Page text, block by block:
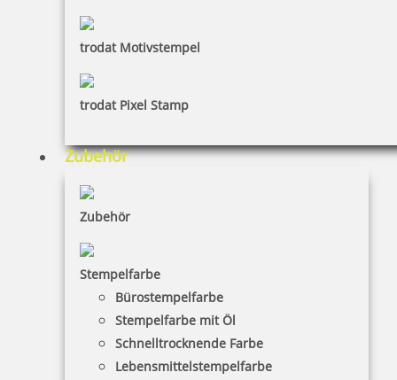
trodat Motivstempel
trodat Pixel Stamp
Zubehör
Zubehör
Stempelfarbe
Bürostempelfarbe
Stempelfarbe mit Öl
Schnelltrocknende Farbe
Lebensmittelstempelfarbe